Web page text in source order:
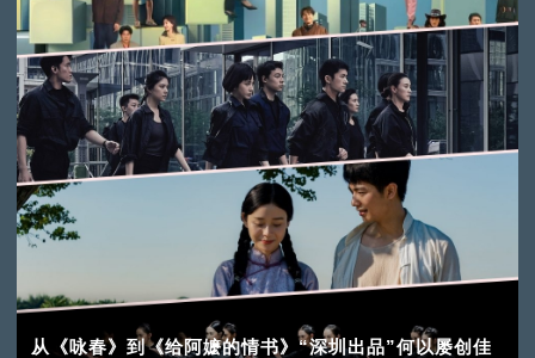
从《咏春》到《给阿嬷的情书》“深圳出品”何以屡创佳